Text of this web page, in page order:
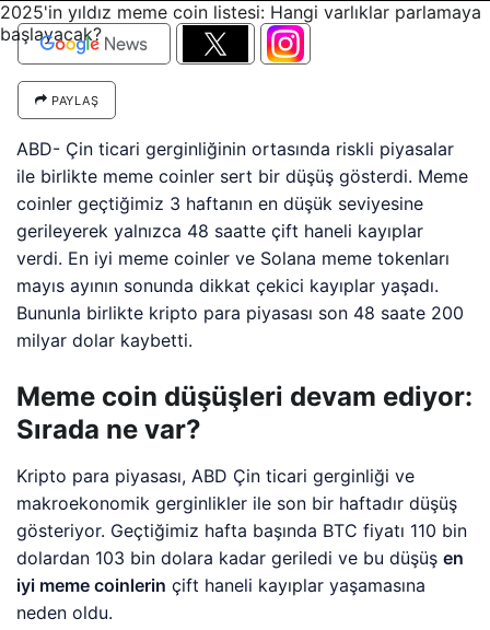
2025'in yıldız meme coin listesi: Hangi varlıklar parlamaya
başlayacak?
PAYLAŞ
ABD- Çin ticari gerginliğinin ortasında riskli piyasalar
ile birlikte meme coinler sert bir düşüş gösterdi. Meme
coinler geçtiğimiz 3 haftanın en düşük seviyesine
gerileyerek yalnızca 48 saatte çift haneli kayıplar
verdi. En iyi meme coinler ve Solana meme tokenları
mayıs ayının sonunda dikkat çekici kayıplar yaşadı.
Bununla birlikte kripto para piyasası son 48 saate 200
milyar dolar kaybetti.
Meme coin düşüşleri devam ediyor:
Sırada ne var?
Kripto para piyasası, ABD Çin ticari gerginliği ve
makroekonomik gerginlikler ile son bir haftadır düşüş
gösteriyor. Geçtiğimiz hafta başında BTC fiyatı 110 bin
dolardan 103 bin dolara kadar geriledi ve bu düşüşen
iyi meme coinlerin çift haneli kayıplar yaşamasına
neden oldu.